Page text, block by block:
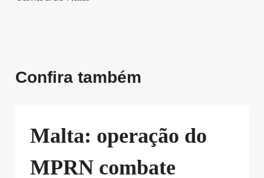
Confira também
Malta: operação do
MPRN combate